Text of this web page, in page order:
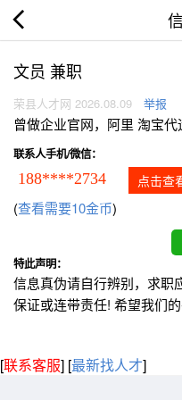
文员 兼职
荣县人才网 2026.08.09 举报
曾做企业官网，阿里 淘宝代
联系人手机/微信：
188****2734 点击查
(查看需要10金币)
特此声明：
信息真伪请自行辨别，求职
保证或连带责任! 希望我们
[联系客服] [最新找人才]